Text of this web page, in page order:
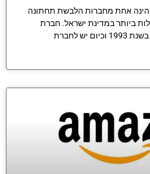
אחת מחברות הלבשת תחתונה
ביותר במדינת ישראל. חברת
ההלבשה אפרודיטה נוסדה בשנת 1993 וכיום יש לחברת